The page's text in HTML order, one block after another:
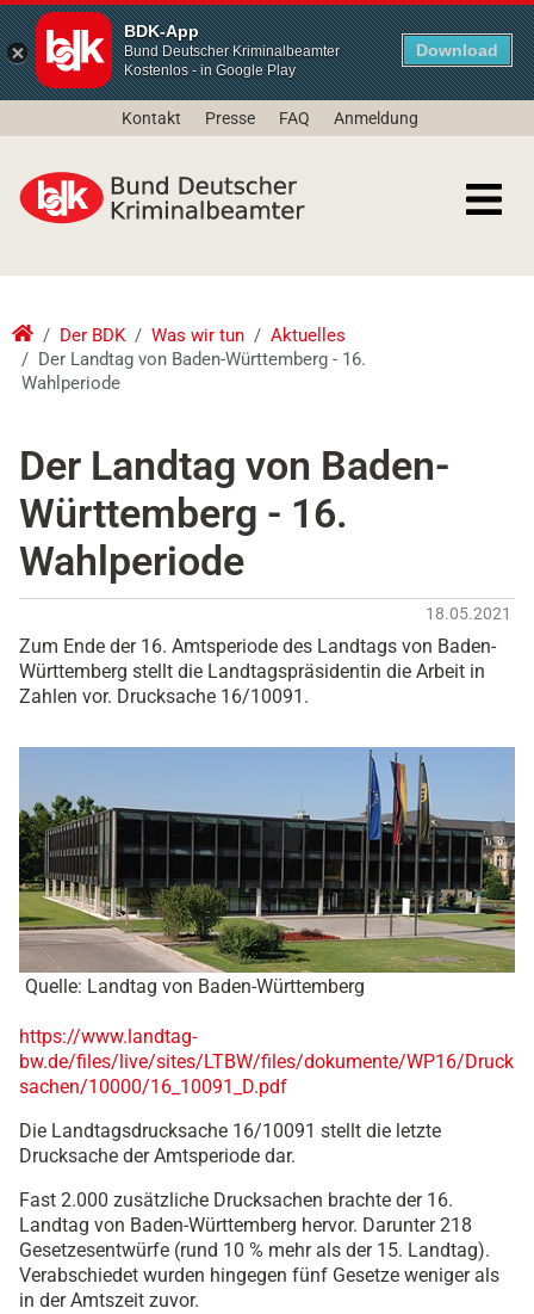
BDK-App
Bund Deutscher Kriminalbeamter
Kostenlos - in Google Play
Download
Kontakt Presse FAQ Anmeldung
Der BDK Was wir tun
Aktuelles
Der Landtag von Baden-Württemberg - 16.
Wahlperiode
Der Landtag von Baden-
Württemberg - 16.
Wahlperiode
18.05.2021
Zum Ende der 16. Amtsperiode des Landtags von Baden-
Württemberg stellt die Landtagspräsidentin die Arbeit in
Zahlen vor. Drucksache 16/10091.
Quelle: Landtag von Baden-Württemberg
https://www.landtag-
bw.de/files/live/sites/LTBW/files/dokumente/WP16/Druck
sachen/10000/16_10091_D.pdf
Die Landtagsdrucksache 16/10091 stellt die letzte
Drucksache der Amtsperiode dar.
Fast 2.000 zusätzliche Drucksachen brachte der 16.
Landtag von Baden-Württemberg hervor. Darunter 218
Gesetzesentwürfe (rund 10 % mehr als der 15. Landtag).
Verabschiedet wurden hingegen fünf Gesetze weniger als
in der Amtszeit zuvor.